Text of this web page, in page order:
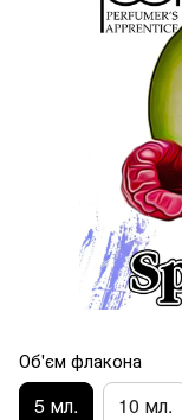
Об'єм флакона
5 мл. 10 мл.